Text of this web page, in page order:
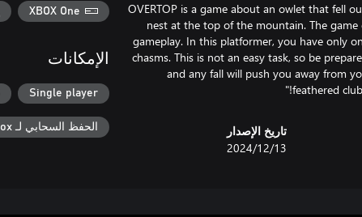
OVERTOP is a game about an owlet that fell
nest at the top of the mountain. The
gameplay. In this platformer, you have only
chasms. This is not an easy task, so be
and any fall will push you away from
feathered
تاريخ الإصدار
13‏/12‏/2024
XBOX One
الإمكانات
Single player
الحفظ السحابي لـ Xbox